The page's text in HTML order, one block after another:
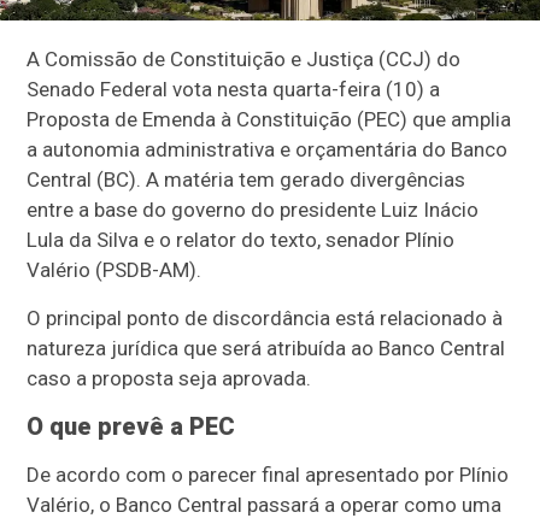
A Comissão de Constituição e Justiça (CCJ) do
Senado Federal vota nesta quarta-feira (10) a
Proposta de Emenda à Constituição (PEC) que amplia
a autonomia administrativa e orçamentária do Banco
Central (BC). A matéria tem gerado divergências
entre a base do governo do presidente Luiz Inácio
Lula da Silva e o relator do texto, senador Plínio
Valério (PSDB-AM).
O principal ponto de discordância está relacionado à
natureza jurídica que será atribuída ao Banco Central
caso a proposta seja aprovada.
O que prevê a PEC
De acordo com o parecer final apresentado por Plínio
Valério, o Banco Central passará a operar como uma